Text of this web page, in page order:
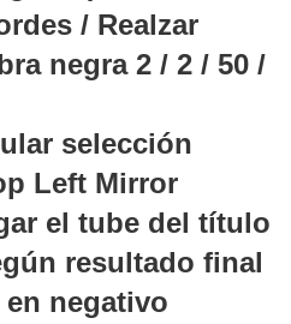
/ Realzar
negra 2 / 2 / 50 /
selección
Left Mirror
el tube del título
resultado final
en negativo